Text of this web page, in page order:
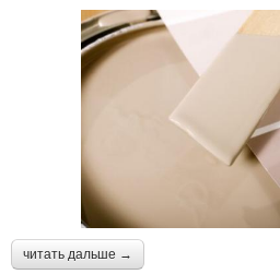
читать дальше →